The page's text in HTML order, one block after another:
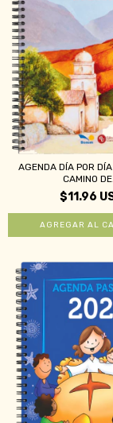
AGENDA DÍA POR
CAMINO
$11.96